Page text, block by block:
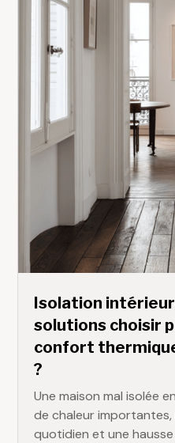
Isolation
solutions choisir
confort
?
Une maison mal isolée
de chaleur
quotidien et une